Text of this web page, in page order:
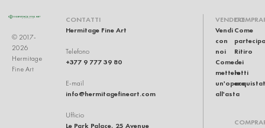
© 2017-
2026
Hermitage
Fine Art
CONTATTI
Hermitage Fine Art
Telefono
+377 9 777 39 80
E-mail
info@hermitagefineart.com
Ufficio
Le Park Palace, 25 Avenue
VENDERE
Vendi
con
noi
Come
mettere
un'opera
all'asta
Come
Ritiro
dei
lotti